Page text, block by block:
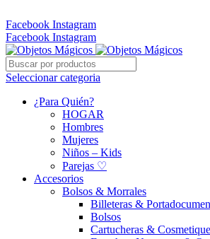
Facebook Instagram
Facebook Instagram
Seleccionar categoria
¿Para Quién?
HOGAR
Hombres
Mujeres
Niños – Kids
Parejas ♡
Accesorios
Bolsos & Morrales
Billeteras &
Bolsos
Cartucheras &